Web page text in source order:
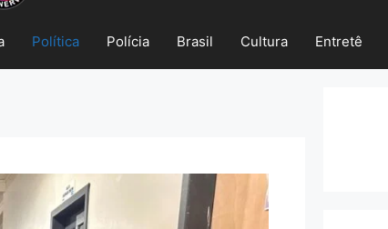
Política Polícia Brasil Cultura Entretê